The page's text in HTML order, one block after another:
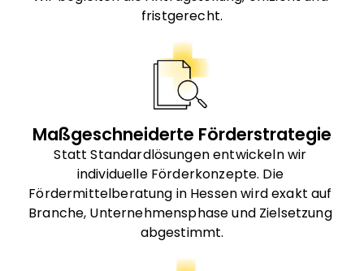
fristgerecht.
Maßgeschneiderte Förderstrategie
Statt Standardlösungen entwickeln wir
individuelle Förderkonzepte. Die
Fördermittelberatung in Hessen wird exakt auf
Branche, Unternehmensphase und Zielsetzung
abgestimmt.